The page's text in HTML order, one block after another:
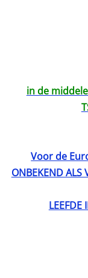
in de
Voor de
ONBEKEND ALS
LEEFDE